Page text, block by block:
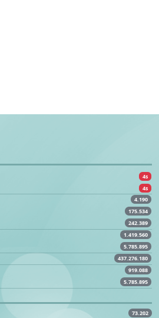
4s
4s
4.190
175.534
242.389
1.419.560
5.785.895
437.276.180
919.088
5.785.895
73.202